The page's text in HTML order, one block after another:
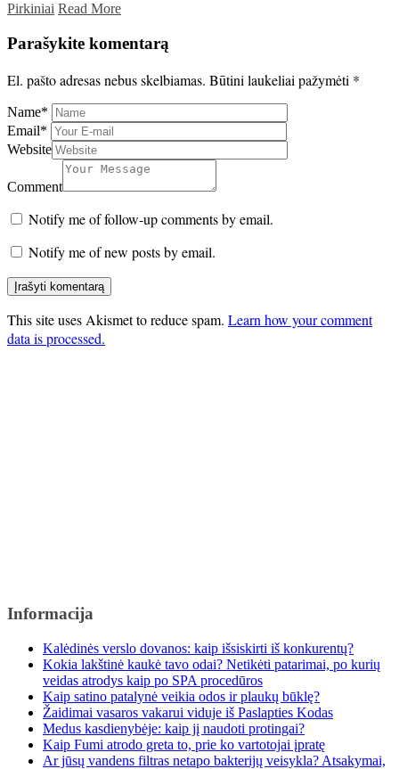
Pirkiniai Read More
Parašykite komentarą
El. pašto adresas nebus skelbiamas. Būtini laukeliai pažymėti *
Name*
Email*
Website
Comment
Notify me of follow-up comments by email.
Notify me of new posts by email.
This site uses Akismet to reduce spam. Learn how your comment
data is processed.
Informacija
Kalėdinės verslo dovanos: kaip išsiskirti iš konkurentų?
Kokia lakštinė kaukė tavo odai? Netikėti patarimai, po kurių
veidas atrodys kaip po SPA procedūros
Kaip satino patalynė veikia odos ir plaukų būklę?
Žaidimai vasaros vakarui viduje iš Paslapties Kodas
Medus kasdienybėje: kaip jį naudoti protingai?
Kaip Fumi atrodo greta to, prie ko vartotojai įpratę
Ar jūsų vandens filtras netapo bakterijų veisykla? Atsakymai,